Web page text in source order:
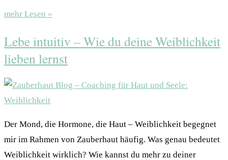
mehr Lesen »
Lebe intuitiv – Wie du deine Weiblichkeit
lieben lernst
Der Mond, die Hormone, die Haut – Weiblichkeit begegnet
mir im Rahmen von Zauberhaut häufig. Was genau bedeutet
Weiblichkeit wirklich? Wie kannst du mehr zu deiner